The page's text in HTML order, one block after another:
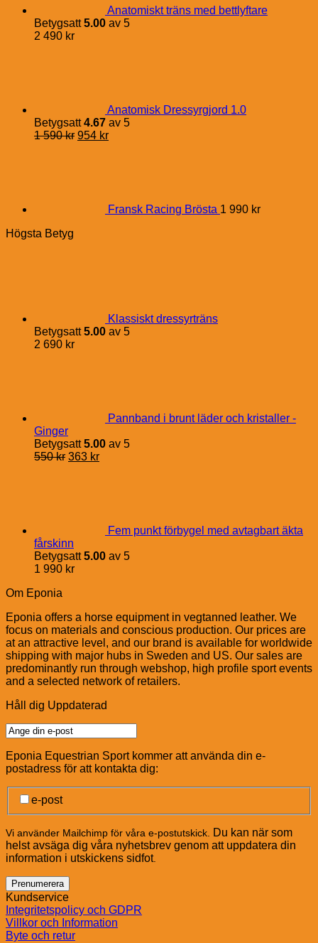
Anatomiskt träns med bettlyftare
Betygsatt5.00 av 5
2 490 kr
Anatomisk Dressyrgjord 1.0
Betygsatt4.67 av 5
1 590kr Det
954 krDet
Fransk Racing Brösta 1 990 kr
Högsta Betyg
Klassiskt dressyrträns
Betygsatt5.00 av 5
2 690 kr
Pannband i brunt läder och kristaller -
Ginger
Betygsatt5.00 av 5
550kr Det
363 krDet
Fem punkt förbygel med avtagbart äkta
fårskinn
Betygsatt5.00 av 5
1 990 kr
Om Eponia
Eponia offers a horse equipment in vegtanned leather. We
focus on materials and conscious production. Our prices are
at an attractive level, and our brand is available for worldwide
shipping with major hubs in Sweden and US. Our sales are
predominantly run through webshop, high profile sport events
and a selected network of retailers.
Håll dig Uppdaterad
Eponia Equestrian Sport kommer att använda din e-
postadress för att kontakta dig:
e-post
Vi använder Mailchimp för våra e-postutskick.
Du kan när som
helst avsäga dig våra nyhetsbrev genom att uppdatera din
information i utskickens sidfot.
Kundservice
Integritetspolicy och GDPR
Villkor och Information
Byte och retur